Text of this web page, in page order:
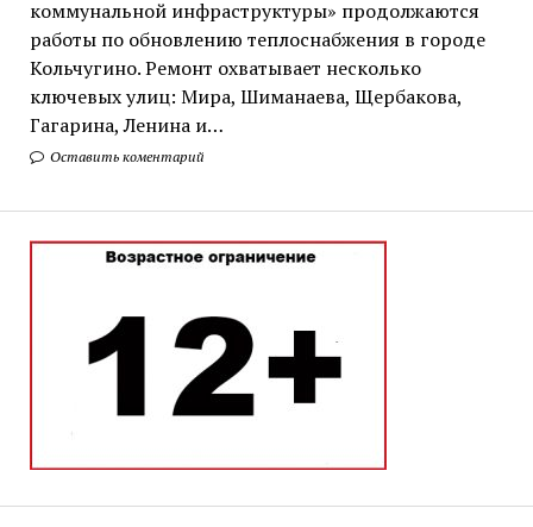
коммунальной инфраструктуры» продолжаются
работы по обновлению теплоснабжения в городе
Кольчугино. Ремонт охватывает несколько
ключевых улиц: Мира, Шиманаева, Щербакова,
Гагарина, Ленина и…
Оставить коментарий